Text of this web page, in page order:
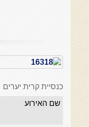
כנסיית קרית יערים
שם האירוע